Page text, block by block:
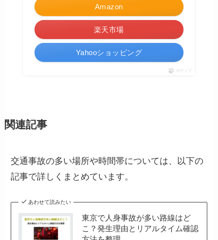
Amazon
楽天市場
Yahooショッピング
ポチップ
関連記事
交通事故の多い場所や時間帯については、以下の
記事で詳しくまとめています。
あわせて読みたい
東京で人身事故が多い路線はど
こ？発生理由とリアルタイム確認